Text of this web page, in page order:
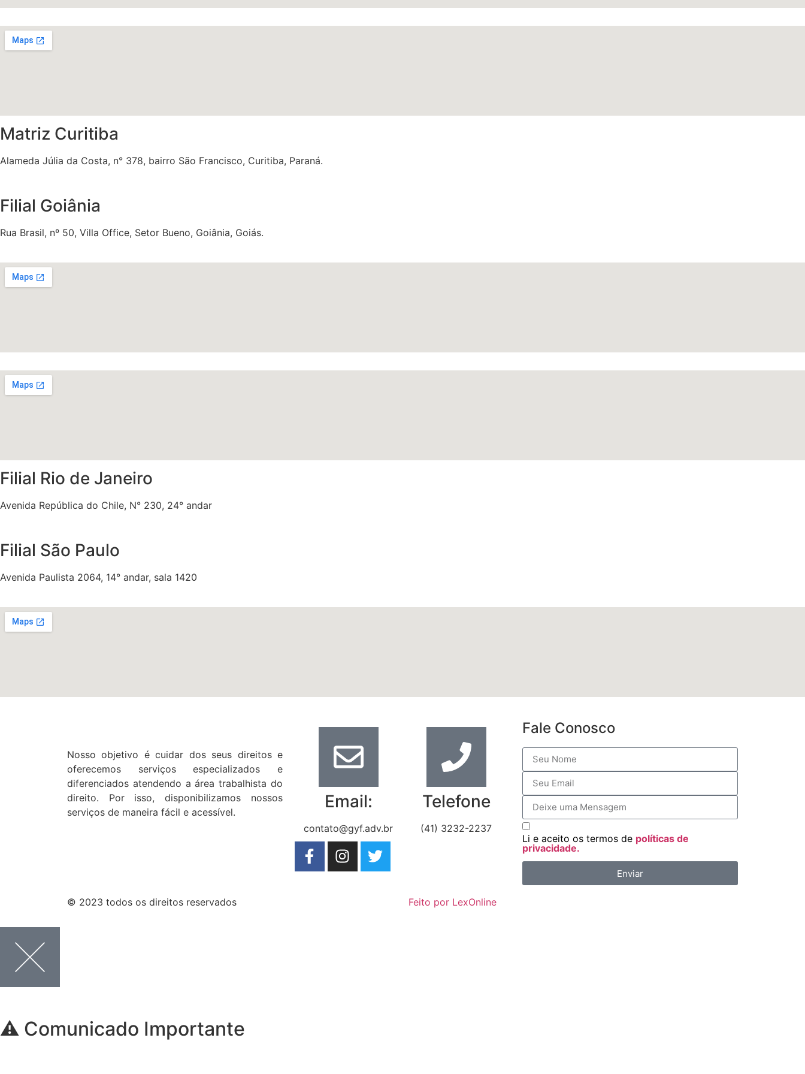
Matriz Curitiba
Alameda Júlia da Costa, n° 378, bairro São Francisco, Curitiba, Paraná.
Filial Goiânia
Rua Brasil, nº 50, Villa Office, Setor Bueno, Goiânia, Goiás.
Filial Rio de Janeiro
Avenida República do Chile, N° 230, 24° andar
Filial São Paulo
Avenida Paulista 2064, 14° andar, sala 1420
Nosso objetivo é cuidar dos seus direitos e
oferecemos serviços especializados e
diferenciados atendendo a área trabalhista do
direito. Por isso, disponibilizamos nossos
serviços de maneira fácil e acessível.
Email:
contato@gyf.adv.br
Telefone
(41) 3232-2237
Fale Conosco
Li e aceito os termos de políticas de
privacidade.
Enviar
© 2023 todos os direitos reservados Feito por LexOnline
⚠️ Comunicado Importante